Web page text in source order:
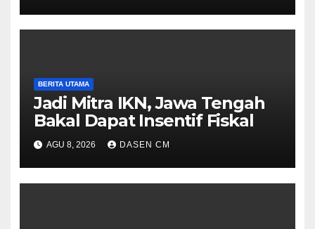
BERITA UTAMA
Jadi Mitra IKN, Jawa Tengah
Bakal Dapat Insentif Fiskal
AGU 8, 2026 DASEN CM